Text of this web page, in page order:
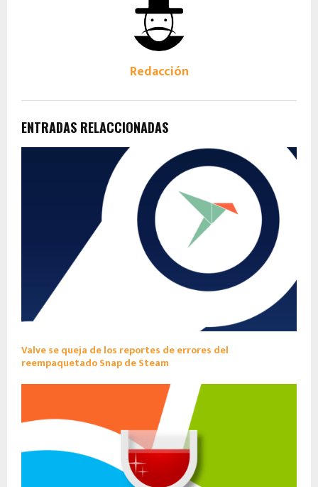
Redacción
ENTRADAS RELACCIONADAS
Valve se queja de los reportes de errores del
reempaquetado Snap de Steam